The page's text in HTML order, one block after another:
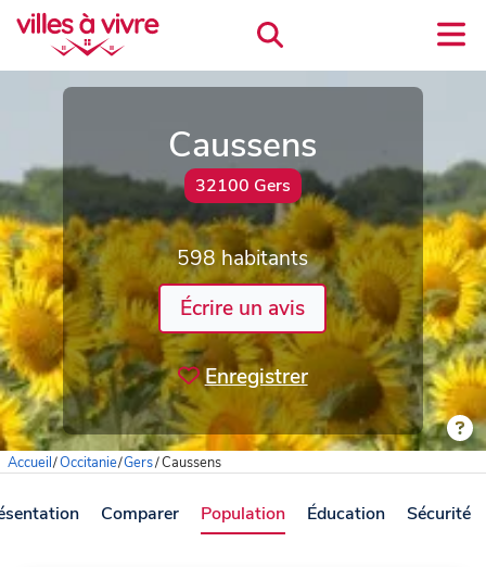
Caussens
32100 Gers
598 habitants
Écrire un avis
Enregistrer
Accueil/Occitanie/Gers/Caussens
Comparer Population Éducation Sécurité